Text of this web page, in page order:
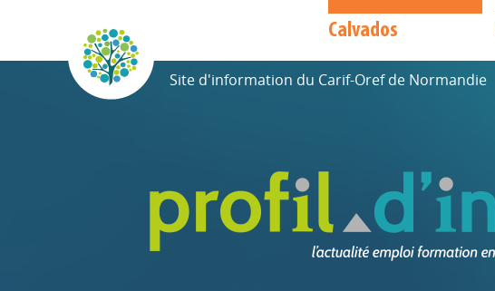
Calvados
Site d'information du Carif-Oref de Normandie